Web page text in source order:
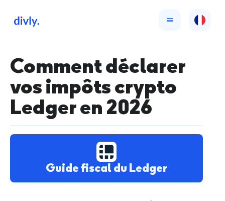
Comment déclarer
vos impôts crypto
Ledger en 2026
Guide fiscal du Ledger